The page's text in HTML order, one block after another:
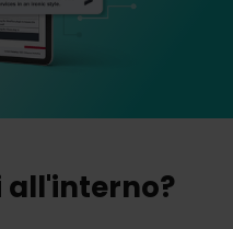
all'interno?